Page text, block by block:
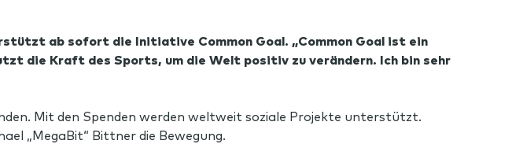
ab sofort die Initiative Common Goal. „Common Goal ist ein
die Kraft des Sports, um die Welt positiv zu verändern. Ich bin sehr
Mit den Spenden werden weltweit soziale Projekte unterstützt.
„MegaBit“ Bittner die Bewegung.